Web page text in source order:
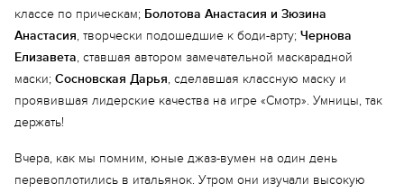
классе по прическам; Болотова Анастасия и Зюзина
Анастасия, творчески подошедшие к боди-арту; Чернова
Елизавета, ставшая автором замечательной маскарадной
маски; Сосновская Дарья, сделавшая классную маску и
проявившая лидерские качества на игре «Смотр». Умницы, так
держать!
Вчера, как мы помним, юные джаз-вумен на один день
перевоплотились в итальянок. Утром они изучали высокую